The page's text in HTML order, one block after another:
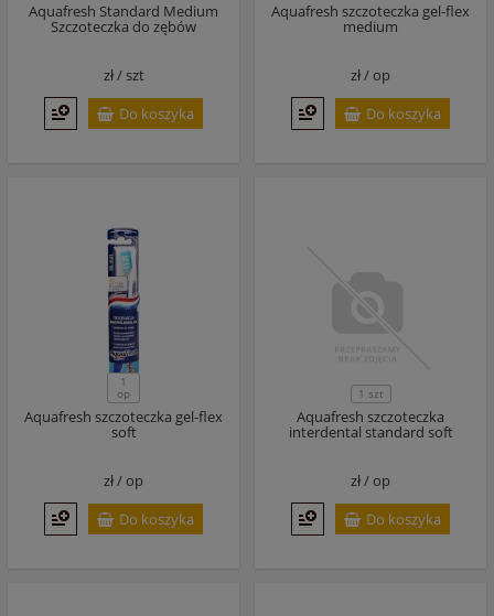
Aquafresh Standard Medium
Szczoteczka do zębów
zł /szt
Do koszyka
Aquafresh szczoteczka gel-flex
medium
zł /op
Do koszyka
1
op
Aquafresh szczoteczka gel-flex
soft
zł /op
Do koszyka
1 szt
Aquafresh szczoteczka
interdental standard soft
zł /op
Do koszyka